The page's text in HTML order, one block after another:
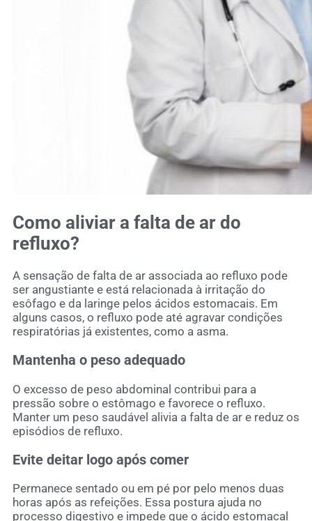
Como aliviar a falta de ar do
refluxo?
A sensação de falta de ar associada ao refluxo pode
ser angustiante e está relacionada à irritação do
esôfago e da laringe pelos ácidos estomacais. Em
alguns casos, o refluxo pode até agravar condições
respiratórias já existentes, como a asma.
Mantenha o peso adequado
O excesso de peso abdominal contribui para a
pressão sobre o estômago e favorece o refluxo.
Manter um peso saudável alivia a falta de ar e reduz os
episódios de refluxo.
Evite deitar logo após comer
Permanece sentado ou em pé por pelo menos duas
horas após as refeições. Essa postura ajuda no
processo digestivo e impede que o ácido estomacal